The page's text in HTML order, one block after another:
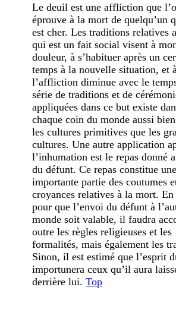
Le deuil est une affliction que
éprouve à la mort de quelqu’un
est cher. Les traditions relatives
qui est un fait social visent à
douleur, à s’habituer après un
temps à la nouvelle situation, et
l’affliction diminue avec le
série de traditions et de
appliquées dans ce but existe
chaque coin du monde aussi
les cultures primitives que les
cultures. Une autre application
l’inhumation est le repas donné
du défunt. Ce repas constitue une
importante partie des coutumes
croyances relatives à la mort. En
pour que l’envoi du défunt à
monde soit valable, il faudra
outre les règles religieuses et les
formalités, mais également les
Sinon, il est estimé que l’esprit
importunera ceux qu’il aura
derrière lui. Top